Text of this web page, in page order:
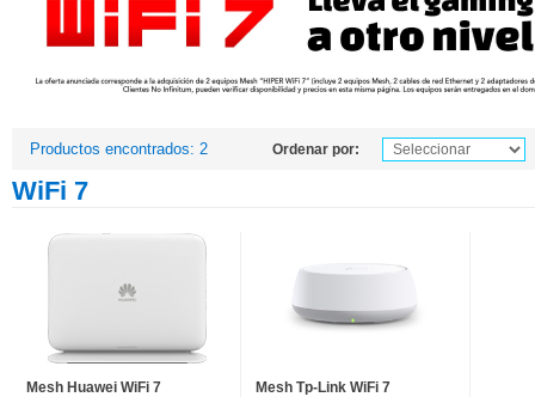
Productos encontrados: 2 Ordenar por:
WiFi 7
Mesh Huawei WiFi 7
Mesh Tp-Link WiFi 7